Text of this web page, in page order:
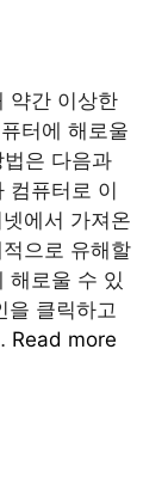
약간 이상한
터에 해로울
은 다음과
컴퓨터로 이
에서 가져온
으로 유해할
해로울 수 있
을 클릭하고
Read more